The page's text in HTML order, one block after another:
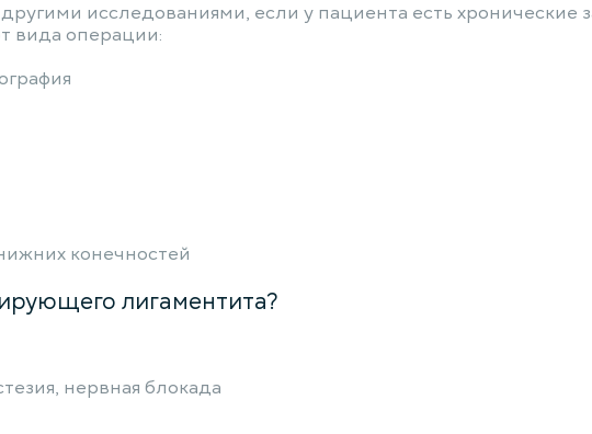
исследованиями, если у пациента есть хронические
вида операции:
конечностей
лигаментита?
нервная блокада